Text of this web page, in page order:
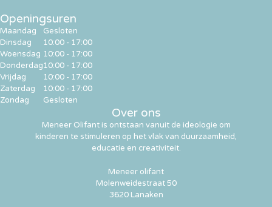
Over ons
Meneer Olifant is ontstaan vanuit de ideologie om
kinderen te stimuleren op het vlak van duurzaamheid,
educatie en creativiteit.
Meneer olifant
Molenweidestraat 50
3620 Lanaken
Openingsuren
Maandag
Dinsdag
Woensdag
Donderdag
Vrijdag
Zaterdag
Zondag
Gesloten
10:00 - 17:00
10:00 - 17:00
10:00 - 17:00
10:00 - 17:00
10:00 - 17:00
Gesloten